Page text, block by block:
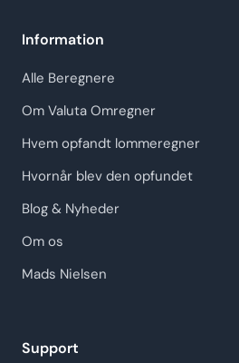
Information
Alle Beregnere
Om Valuta Omregner
Hvem opfandt lommeregner
Hvornår blev den opfundet
Blog & Nyheder
Om os
Mads Nielsen
Support